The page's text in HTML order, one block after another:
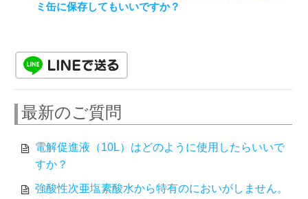
ミ缶に保存してもいいですか？
最新のご質問
電解促進液（10L）はどのように使用したらいいで
すか？
強酸性次亜塩素酸水から特有のにおいがしません。